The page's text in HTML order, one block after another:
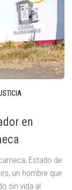
en
Estado de
un hombre que
sin vida al